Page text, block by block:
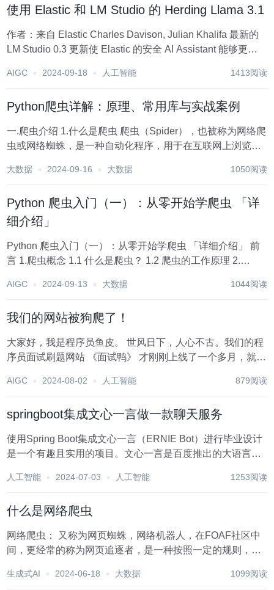
使用 Elastic 和 LM Studio 的 Herding Llama 3.1
作者：来自 Elastic Charles Davison, Julian Khalifa 最新的
LM Studio 0.3 更新使 Elastic 的安全 AI Assistant 能够更轻
AIGC 2024-09-18 人工智能 1413阅读
Python爬虫详解：原理、常用库与实战案例
一.爬虫介绍 1.什么是爬虫 爬虫（Spider），也被称为网络爬
虫或网络蜘蛛，是一种自动化程序，用于在互联网上浏览和
中提取数据并将其存储或进行进一步处理。 爬虫可以自动遍
大数据 2024-09-16 大数据 1050阅读
Python 爬虫入门（一）：从零开始学爬虫 「详
细介绍」
Python 爬虫入门（一）：从零开始学爬虫 「详细介绍」 前
言 1.爬虫概念 1.1 什么是爬虫？ 1.2 爬虫的工作原理 2.
应 2.4 常见...
AIGC 2024-09-13 大数据 1044阅读
我们的网站被狗爬了！
大家好，我是程序员鱼皮。 世风日下，人心不古。我们的程
序员面试刷题网站 《面试鸭》 才刚刚上线了一个多月，就由
们已经有 4500 多道人工整理的企业高频面试题、100 多个
AIGC 2024-08-02 人工智能 879阅读
springboot集成文心一言做一款聊天服务
使用Spring Boot集成文心一言（ERNIE Bot）进行毕业设计
是一个有趣且实用的项目。文心一言是百度推出的大语言模
中集成文心一言，可以构建一个智能对话系统，应用于多种
人工智能 2024-07-03 人工智能 1253阅读
什么是网络爬虫
网络爬虫： 又称为网页蜘蛛，网络机器人，在FOAF社区中
间，更经常的称为网页追逐者，是一种按照一定的规则，自
定的规则，从互联网上下载网页、图片、视频等内容，并抽
生成式AI 2024-06-18 大数据 1099阅读